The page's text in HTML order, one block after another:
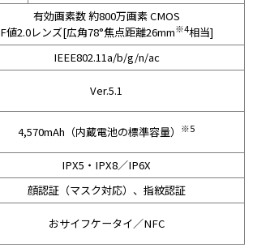
有効画素数 約800万画素 CMOS
F値2.0レンズ[広角78°焦点距離26mm※4相当]
IEEE802.11a/b/g/n/ac
Ver.5.1
4,570mAh（内蔵電池の標準容量） ※5
IPX5・IPX8／IP6X
顔認証（マスク対応）、指紋認証
おサイフケータイ／NFC